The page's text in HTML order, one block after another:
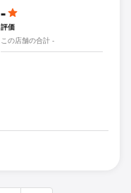
-
評価
この店舗の合計 -